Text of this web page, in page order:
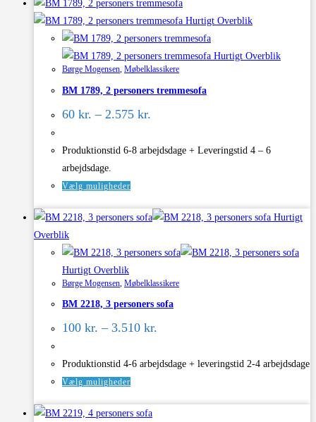
har
flere
varianter.
Mulighederne
kan
vælges
på
Hurtigt Overblik
Hurtigt Overblik
Børge Mogensen, Møbelklassikere
BM 1789, 2 personers tremmesofa
60 kr. – 2.575 kr.
2.575 kr.
Produktionstid 6-8 arbejdsdage + Leveringstid 4 – 6
arbejdsdage.
Vælg mulighederDette
har
varianter.
kan
vælges
på
Hurtigt
Overblik
Hurtigt Overblik
Børge Mogensen Møbelklassikere
BM 2218, 3 personers sofa
100 kr. – 3.510 kr.
3.510 kr.
Produktionstid 4-6 arbejdsdage + leveringstid 2-4 arbejdsdage
Vælg muligheder
har